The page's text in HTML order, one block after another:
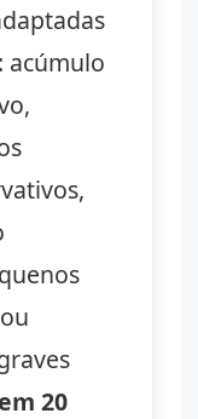
acúmulo
20